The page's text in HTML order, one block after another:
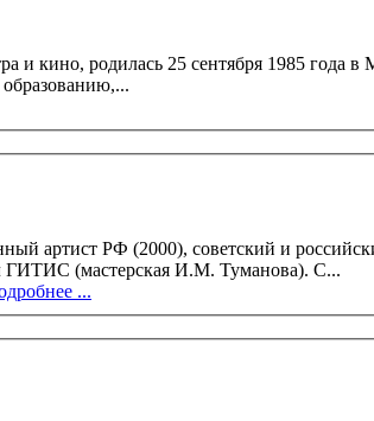
и кино, родилась 25 сентября 1985
театровед по образованию,...
артист РФ (2000), советский и
В 1983 году Александр Воробьев окончил ГИТИС (мастерская И.М. Туманова). С...
...